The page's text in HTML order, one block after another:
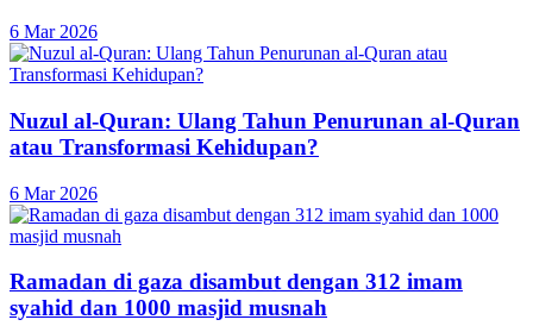
6 Mar 2026
Nuzul al-Quran: Ulang Tahun Penurunan al-Quran
atau Transformasi Kehidupan?
6 Mar 2026
Ramadan di gaza disambut dengan 312 imam
syahid dan 1000 masjid musnah